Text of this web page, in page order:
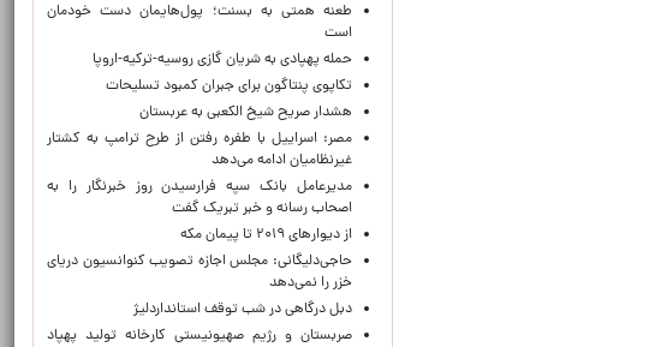
طعنه همتی به بسنت؛ پول‌هایمان دست خودمان
است
حمله پهپادی به شریان گازی روسیه-ترکیه-اروپا
تکاپوی پنتاگون برای جبران کمبود تسلیحات
هشدار صریح شیخ الکعبی به عربستان
مصر: اسراییل با طفره رفتن از طرح ترامپ به کشتار
غیرنظامیان ادامه می‌دهد
مدیرعامل بانک سپه فرارسیدن روز خبرنگار را به
اصحاب رسانه و خبر تبریک گفت
از دیوارهای ۲۰۱۹ تا پیمان مکه
حاجی‌دلیگانی: مجلس اجازه تصویب کنوانسیون دریای
خزر را نمی‌دهد
دبل درگاهی در شب توقف استانداردلیژ
صربستان و رژیم صهیونیستی کارخانه تولید پهپاد